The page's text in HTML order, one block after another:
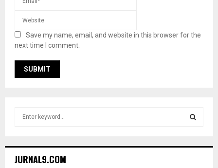
Save my name, email, and website in this browser for the
next time I comment.
h
JURNAL9.COM